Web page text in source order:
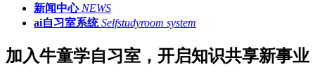
新闻中心 NEWS
ai自习室系统 Selfstudyroom system
加入牛童学自习室，开启知识共享新事业